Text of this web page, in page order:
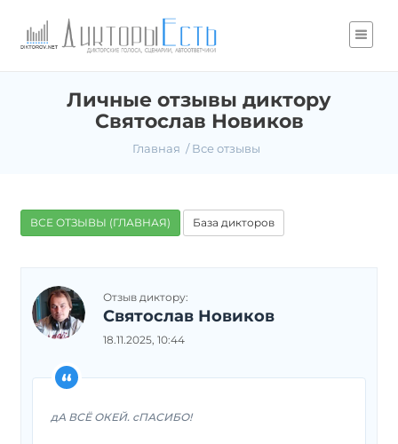
Личные отзывы диктору
Святослав Новиков
Главная Все отзывы
ВСЕ ОТЗЫВЫ (ГЛАВНАЯ) База дикторов
Отзыв диктору:
Святослав Новиков
18.11.2025, 10:44
дА ВСЁ ОКЕЙ. сПАСИБО!